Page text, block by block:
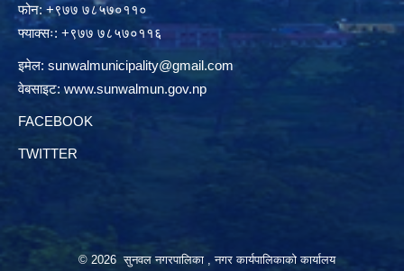
फोन: +९७७ ७८५७०११०
फ्याक्सः: +९७७ ७८५७०११६
इमेल: sunwalmunicipality@gmail.com
वेबसाइट: www.sunwalmun.gov.np
FACEBOOK
TWITTER
© 2026 सुनवल नगरपालिका , नगर कार्यपालिकाको कार्यालय